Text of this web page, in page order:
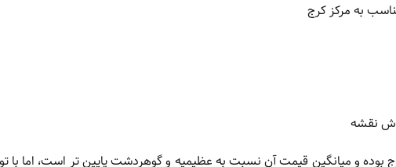
به مرکز کرج
نقشه
بوده و میانگین قیمت آن نسبت به عظیمیه و گوهردشت پایین تر است، اما با